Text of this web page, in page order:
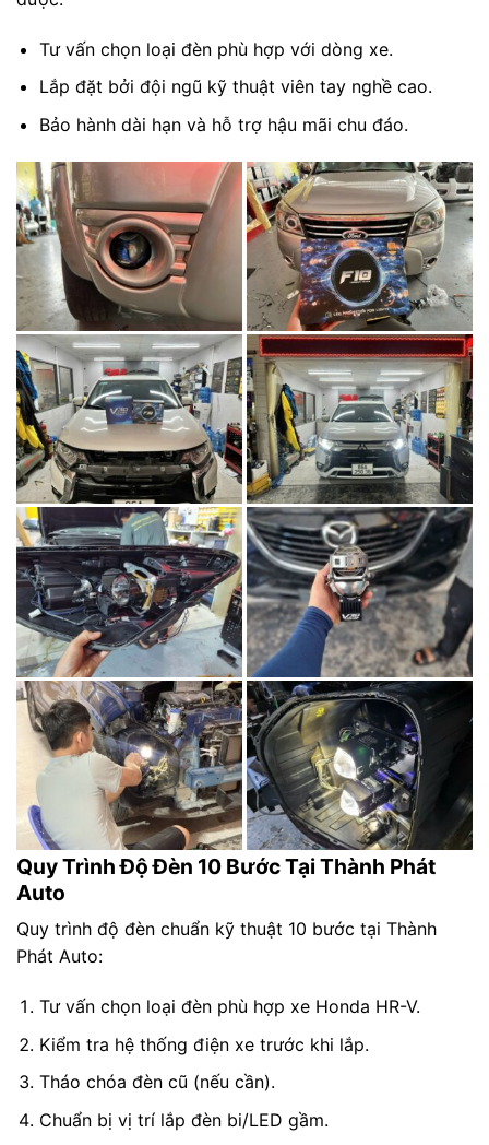
Tư vấn chọn loại đèn phù hợp với dòng xe.
Lắp đặt bởi đội ngũ kỹ thuật viên tay nghề cao.
Bảo hành dài hạn và hỗ trợ hậu mãi chu đáo.
Quy Trình Độ Đèn 10 Bước Tại Thành Phát
Auto
Quy trình độ đèn chuẩn kỹ thuật 10 bước tại Thành
Phát Auto:
Tư vấn chọn loại đèn phù hợp xe Honda HR-V.
Kiểm tra hệ thống điện xe trước khi lắp.
Tháo chóa đèn cũ (nếu cần).
Chuẩn bị vị trí lắp đèn bi/LED gầm.